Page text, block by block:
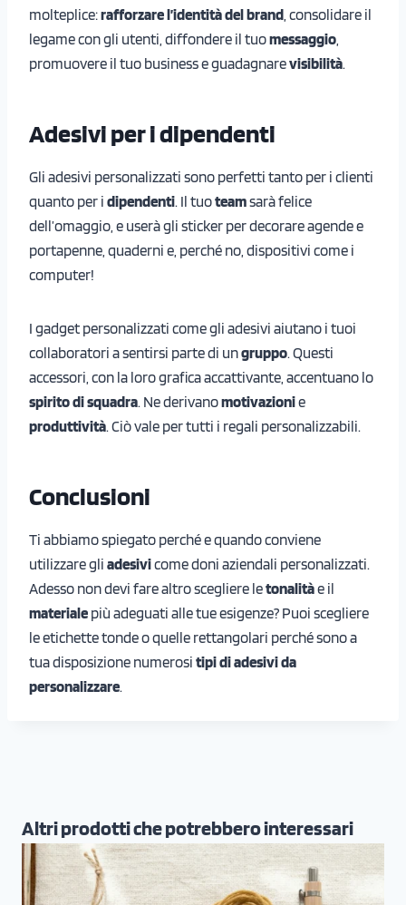
molteplice:rafforzare l’identità del brand , consolidare il
legame con gli utenti, diffondere il tuomessaggio
promuovere il tuo business e guadagnarevisibilità.
Adesivi per i dipendenti
Gli adesivi personalizzati sono perfetti tanto per i clienti
quanto per i dipendenti. Il tuoteamsarà felice
dell’omaggio, e userà gli sticker per decorare agende e
portapenne, quaderni e, perché no, dispositivi come i
computer!
I gadget personalizzati come gli adesivi aiutano i tuoi
collaboratori a sentirsi parte di ungruppo. Questi
accessori, con la loro grafica accattivante, accentuano lo
spirito di squadra. Ne derivanomotivazionie
produttività. Ciò vale per tutti i regali personalizzabili.
Conclusioni
Ti abbiamo spiegato perché e quando conviene
utilizzare gli adesivicome doni aziendali personalizzati.
Adesso non devi fare altro scegliere letonalitàe il
materiale più adeguati alle tue esigenze? Puoi scegliere
le etichette tonde o quelle rettangolari perché sono a
tua disposizione numerosi tipi di adesivi da
personalizzare.
Altri prodotti che potrebbero interessari